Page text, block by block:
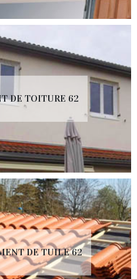
DE TOITURE 62
DE TUILE 62